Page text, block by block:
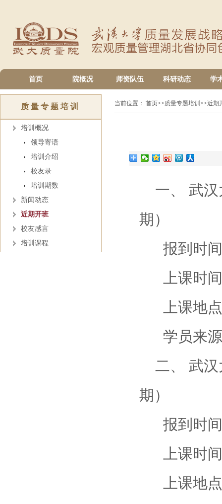
首页 院概况 师资队伍 科研动态 学
质量专题培训
培训概况
领导寄语
培训介绍
校友录
培训期数
新闻动态
近期开班
校友感言
培训课程
当前位置： 首页>>质量专题培训 >>近期
一、 武汉
期）
报到时间
上课时间
上课地点
学员来源
二、 武汉
期）
报到时间
上课时间
上课地点